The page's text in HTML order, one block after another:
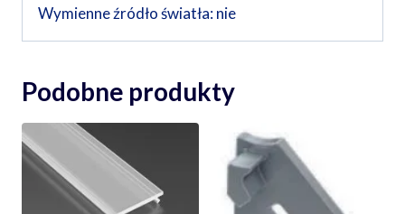
Wymienne źródło światła: nie
Podobne produkty